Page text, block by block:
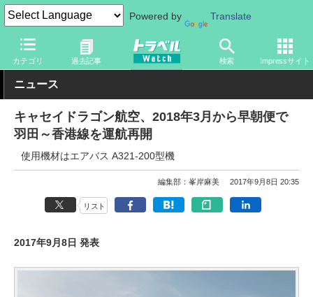
Powered by Translate
カテゴリ 過去記事 検索 Impressサイト
トラベル Watch 地域 海外旅行 東アジア
ニュース
キャセイドラゴン航空、2018年3月から早朝便で
羽田～香港線を運航再開
使用機材はエアバス A321-200型機
編集部：峯岸麻美 2017年9月8日 20:35
リスト
2017年9月8日 発表